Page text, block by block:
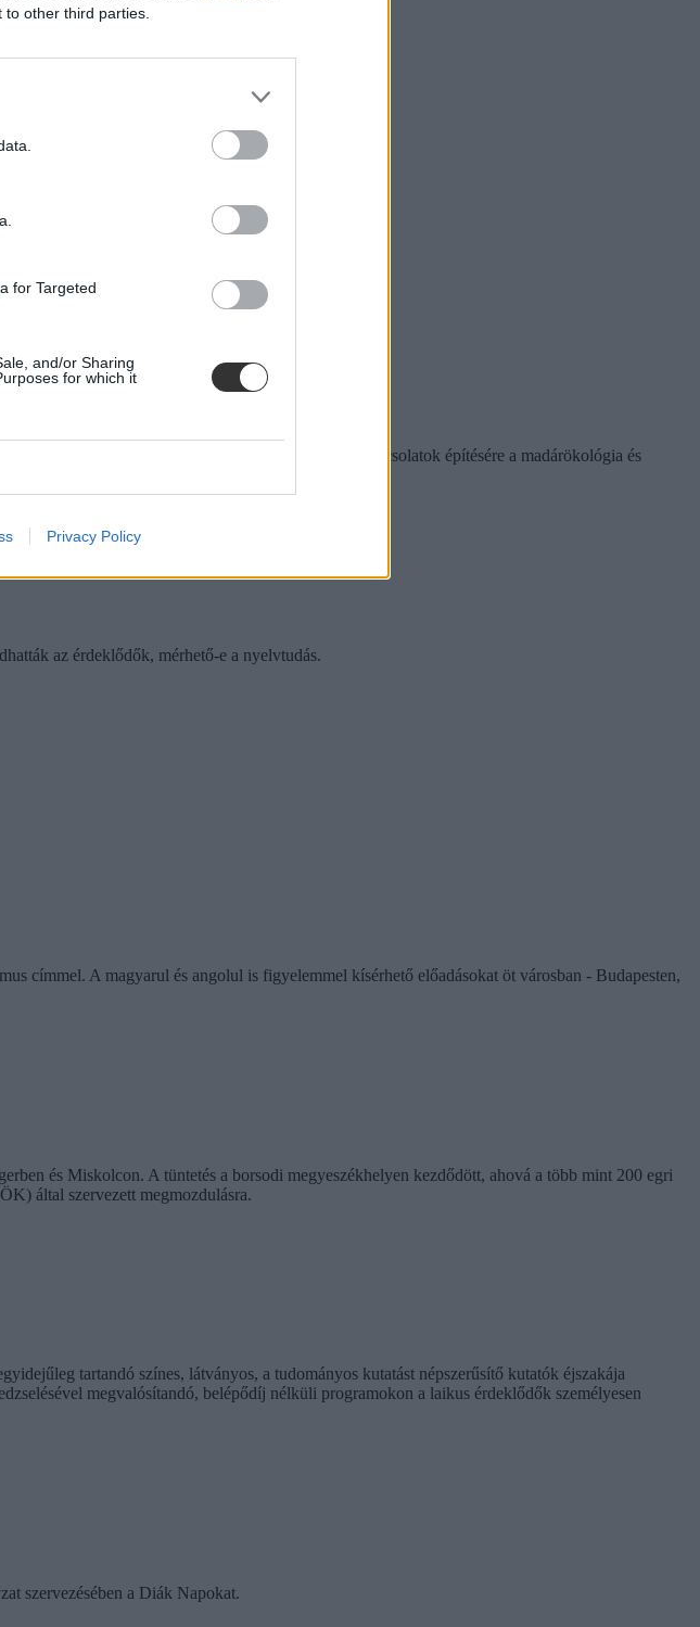
other third parties.
for Targeted
and/or Sharing
for which it
Privacy Policy
Kara a középiskolásokat szeptember 19-én.
Központ stylist képzése.
nyelve az angol, jó lehetőséget ad nemzetközi kapcsolatok építésére a madárökológia és
az érdeklődők, mérhető-e a nyelvtudás.
címmel. A magyarul és angolul is figyelemmel kísérhető előadásokat öt városban - Budapesten,
és Miskolcon. A tüntetés a borsodi megyeszékhelyen kezdődött, ahová a több mint 200 egri
által szervezett megmozdulásra.
tartandó színes, látványos, a tudományos kutatást népszerűsítő kutatók éjszakája
megvalósítandó, belépődíj nélküli programokon a laikus érdeklődők személyesen
szervezésében a Diák Napokat.